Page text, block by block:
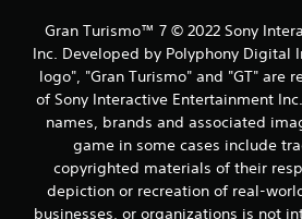
r
s
s
p
i
e
l
e
n
Gran Turismo™ 7 © 2022 Sony
Inc. Developed by Polyphony Digital
logo", "Gran Turismo" and "GT" are
of Sony Interactive Entertainment
names, brands and associated
game in some cases include
copyrighted materials of their
depiction or recreation of real-
businesses, or organizations is not